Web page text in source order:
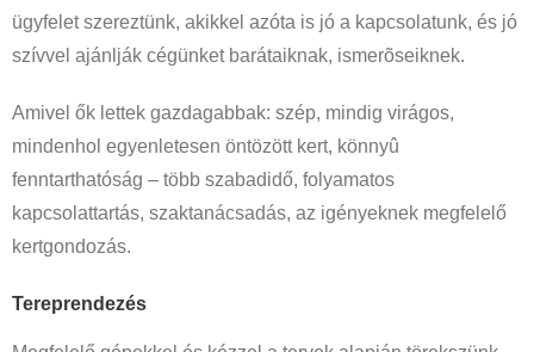
ügyfelet szereztünk, akikkel azóta is jó a kapcsolatunk, és jó
szívvel ajánlják cégünket barátaiknak, ismerõseiknek.
Amivel ők lettek gazdagabbak: szép, mindig virágos,
mindenhol egyenletesen öntözött kert, könnyû
fenntarthatóság – több szabadidő, folyamatos
kapcsolattartás, szaktanácsadás, az igényeknek megfelelő
kertgondozás.
Tereprendezés